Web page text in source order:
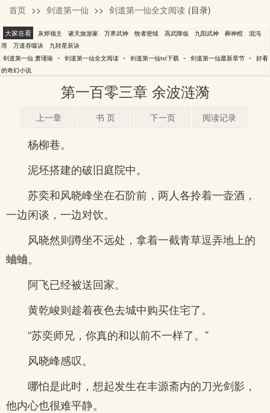
萧瑾瑜
首页 >> 剑道第一仙 >> 剑道第一仙全文阅读 (目录)
大家在看 灰烬领主 诸天旅游家 万界武神 牧者密续 高武降临 九阳武神 葬神棺
混沌
塔
万道吞噬诀
九转星辰诀
剑道第一仙 萧瑾瑜 - 剑道第一仙全文阅读 - 剑道第一仙txt下载 - 剑道第一仙最新章节 - 好看
的奇幻小说
第一百零三章 余波涟漪
上一章 书 页 下一页 阅读记录
杨柳巷。
泥坯搭建的破旧庭院中。
苏奕和风晓峰坐在石阶前，两人各拎着一壶酒，
一边闲谈，一边对饮。
风晓然则蹲坐不远处，拿着一截青草逗弄地上的
蛐蛐。
阿飞已经被送回家。
黄乾峻则趁着夜色去城中购买住宅了。
“苏奕师兄，你真的和以前不一样了。”
风晓峰感叹。
哪怕是此时，想起发生在丰源斋内的刀光剑影，
他内心也很难平静。